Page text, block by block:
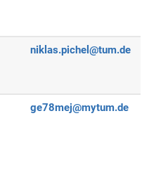
niklas.pichel@tum.de
ge78mej@mytum.de